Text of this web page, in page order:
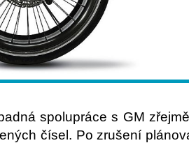
spolupráce s GM
čísel. Po zrušení